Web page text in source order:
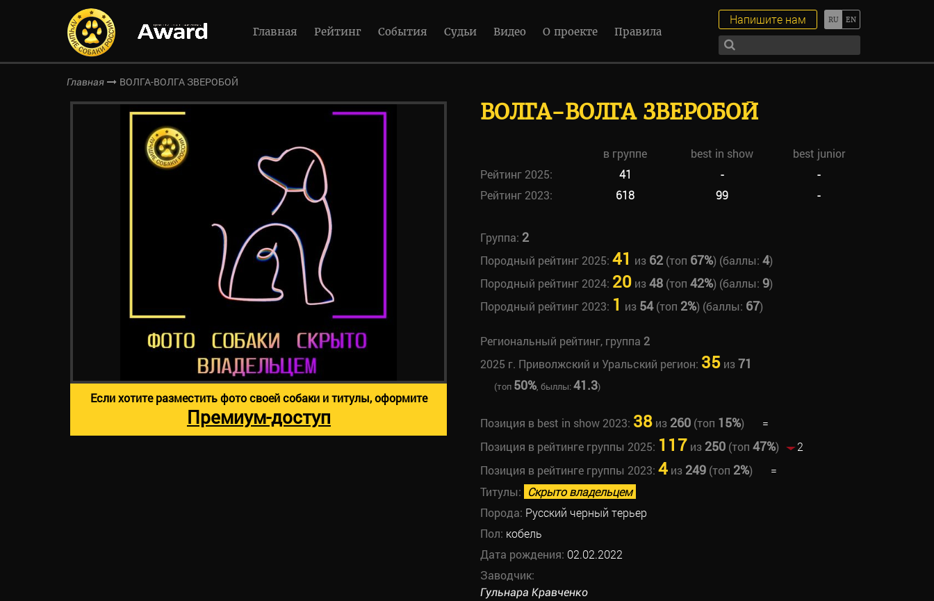
Главная Рейтинг События Судьи Видео О проекте Правила
Напишите нам
Главная ВОЛГА-ВОЛГА ЗВЕРОБОЙ
ВОЛГА-ВОЛГА ЗВЕРОБОЙ
в группе best in show
best junior
Рейтинг 2025:
41 -
-
Рейтинг 2023:
618 99 -
Группа: 2
Породный рейтинг 2025: 41 из 62(топ 67%) (баллы: 4)
Породный рейтинг 2024: 20из48(топ 42%) (баллы: 9)
Породный рейтинг 2023: 1 из 54(топ 2%) (баллы: 67)
Региональный рейтинг, группа 2
2025 г. Приволжский и Уральский регион: 35из71
(топ 50%, быллы:41.3)
Позиция в best in show 2023: 38из 260(топ 15%)
=
Позиция в рейтинге группы 2025: 117 из 250(топ 47%)
2
Позиция в рейтинге группы 2023: 4из 249(топ 2%)
=
Титулы: Скрыто владельцем
Порода: Русский черный терьер
Пол: кобель
Дата рождения: 02.02.2022
Заводчик:
Гульнара Кравченко
Если хотите разместить фото своей собаки и титулы, оформите
Премиум-доступ